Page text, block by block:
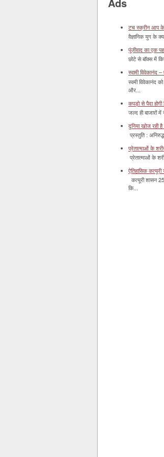
टच स्क्रीन आप के
वैज्ञानिक युग के
पूंजीवाद का एक
छोटे से बॉक्‍स में
स्वामी विवेकानंद
स्वमी विवेकानंद
और...
कपड़ो से पैदा होगी
जल्द ही बाजारों
दुनिया खोज रही
प्रस्तुति :
प्रेतात्माओं के
प्रेतात्माओं के
ऐतिहासिक
कत्यूरी शासन
कि...